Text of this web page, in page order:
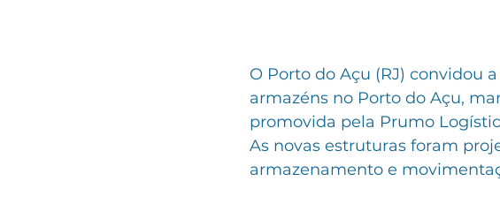
O Porto do Açu (RJ) convidou
armazéns no Porto do Açu,
promovida pela Prumo
As novas estruturas foram
armazenamento e